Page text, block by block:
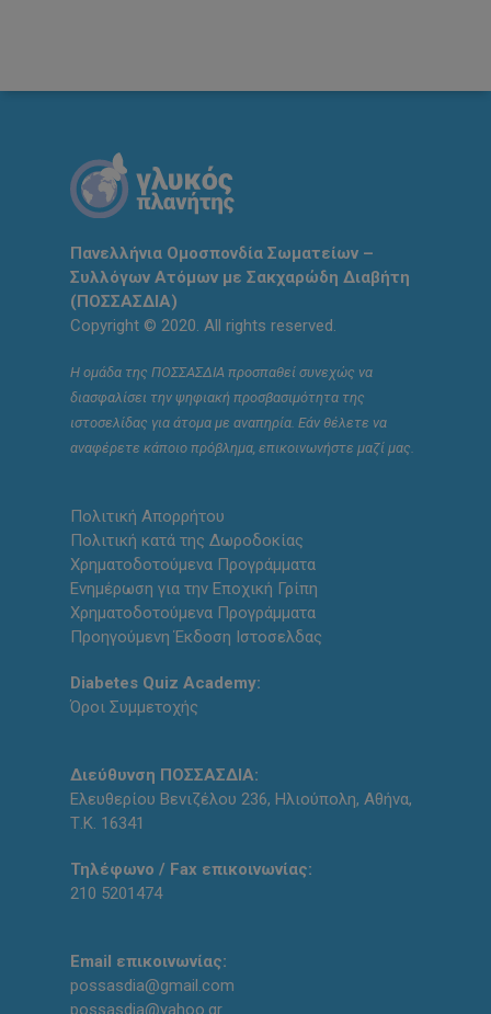
Πανελλήνια Ομοσπονδία Σωματείων –
Συλλόγων Ατόμων με Σακχαρώδη Διαβήτη
(ΠΟΣΣΑΣΔΙΑ)
Copyright © 2020. All rights reserved.
Η ομάδα της ΠΟΣΣΑΣΔΙΑ προσπαθεί συνεχώς να
διασφαλίσει την ψηφιακή προσβασιμότητα της
ιστοσελίδας για άτομα με αναπηρία. Εάν θέλετε να
αναφέρετε κάποιο πρόβλημα, επικοινωνήστε μαζί μας.
Πολιτική Απορρήτου
Πολιτική κατά της Δωροδοκίας
Χρηματοδοτούμενα Προγράμματα
Ενημέρωση για την Εποχική Γρίπη
Χρηματοδοτούμενα Προγράμματα
Προηγούμενη Έκδοση Ιστοσελδας
Diabetes Quiz Academy:
Όροι Συμμετοχής
Διεύθυνση ΠΟΣΣΑΣΔΙΑ:
Ελευθερίου Βενιζέλου 236, Ηλιούπολη, Αθήνα,
Τ.Κ. 16341
Τηλέφωνο / Fax επικοινωνίας:
210 5201474
Email επικοινωνίας:
possasdia@gmail.com
possasdia@yahoo.gr